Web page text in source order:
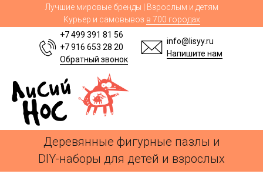
Лучшие мировые бренды | Взрослым и детям
Курьер и самовывоз в 700 городах
+7 499 391 81 56
+7 916 653 28 20
Обратный звонок
info@lisyy.ru
Напишите нам
Деревянные фигурные пазлы и
DIY-наборы для детей и взрослых